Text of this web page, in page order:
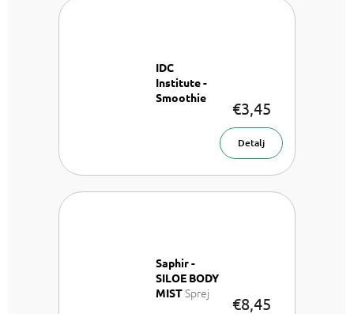
IDC
Institute -
Smoothie
€3,45
Detalj
Saphir -
SILOE BODY
MISTSprej
€8,45